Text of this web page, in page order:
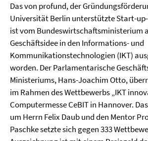
Das von profund, der
Universität Berlin unterstützte Start-
ist vom Bundeswirtschaftsministerium
Geschäftsidee in den Informations- und
Kommunikationstechnologien (IKT)
worden. Der Parlamentarische
Ministeriums, Hans-Joachim Otto,
im Rahmen des Wettbewerbs „IKT
Computermesse CeBIT in Hannover.
um Herrn Felix Daub und den Mentor
Paschke setzte sich gegen 333